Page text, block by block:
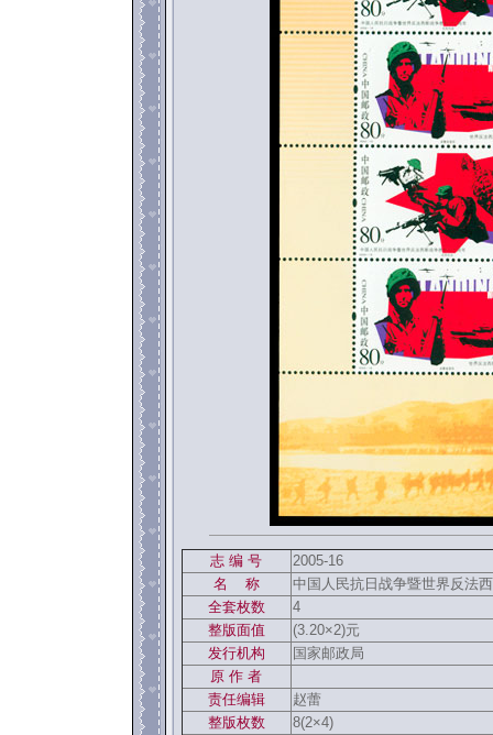
志 编 号
2005-16
名 称
中国人民抗日战争暨世界反法
全套枚数
4
整版面值
(3.20×2)元
发行机构
国家邮政局
原 作 者
责任编辑
赵蕾
整版枚数
8(2×4)